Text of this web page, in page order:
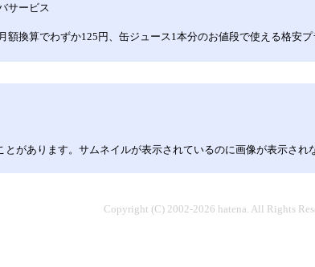
サービス
額換算でわずか125円、缶ジュース1本分のお値段で使える格安
があります。サムネイルが表示されているのに画像が表示され
Copyright (C) 2002-2026 hatena. All Rights